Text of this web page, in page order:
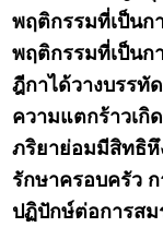
พฤติกรรมที่เป็นก
พฤติกรรมที่เป็นก
ฎีกาได้วางบรรทั
ความแตกร้าวเ
ภริยาย่อมมีสิทธิหึ
รักษาครอบครัว
ปฏิปักษ์ต่อการสม